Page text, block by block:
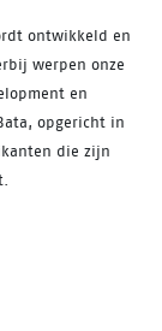
ontwikkeld en
werpen onze
en
opgericht in
die zijn